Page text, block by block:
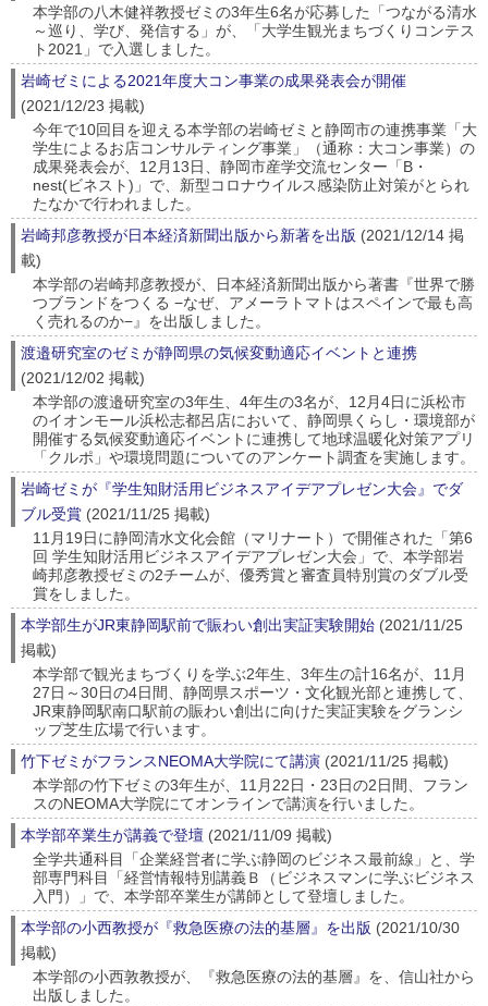
本学部の八木健祥教授ゼミの3年生6名が応募した「つながる清水
～巡り、学び、発信する」が、「大学生観光まちづくりコンテス
ト2021」で入選しました。
岩崎ゼミによる2021年度大コン事業の成果発表会が開催
(2021/12/23 掲載)
今年で10回目を迎える本学部の岩崎ゼミと静岡市の連携事業「大
学生によるお店コンサルティング事業」（通称：大コン事業）の
成果発表会が、12月13日、静岡市産学交流センター「B・
nest(ビネスト)」で、新型コロナウイルス感染防止対策がとられ
たなかで行われました。
岩崎邦彦教授が日本経済新聞出版から新著を出版 (2021/12/14 掲
載)
本学部の岩崎邦彦教授が、日本経済新聞出版から著書『世界で勝
つブランドをつくる −なぜ、アメーラトマトはスペインで最も高
く売れるのか−』を出版しました。
渡邉研究室のゼミが静岡県の気候変動適応イベントと連携
(2021/12/02 掲載)
本学部の渡邉研究室の3年生、4年生の3名が、12月4日に浜松市
のイオンモール浜松志都呂店において、静岡県くらし・環境部が
開催する気候変動適応イベントに連携して地球温暖化対策アプリ
「クルポ」や環境問題についてのアンケート調査を実施します。
岩崎ゼミが『学生知財活用ビジネスアイデアプレゼン大会』でダ
ブル受賞 (2021/11/25 掲載)
11月19日に静岡清水文化会館（マリナート）で開催された「第6
回 学生知財活用ビジネスアイデアプレゼン大会」で、本学部岩
崎邦彦教授ゼミの2チームが、優秀賞と審査員特別賞のダブル受
賞をしました。
本学部生がJR東静岡駅前で賑わい創出実証実験開始 (2021/11/25
掲載)
本学部で観光まちづくりを学ぶ2年生、3年生の計16名が、11月
27日～30日の4日間、静岡県スポーツ・文化観光部と連携して、
JR東静岡駅南口駅前の賑わい創出に向けた実証実験をグランシ
ップ芝生広場で行います。
竹下ゼミがフランスNEOMA大学院にて講演 (2021/11/25 掲載)
本学部の竹下ゼミの3年生が、11月22日・23日の2日間、フラン
スのNEOMA大学院にてオンラインで講演を行いました。
本学部卒業生が講義で登壇 (2021/11/09 掲載)
全学共通科目「企業経営者に学ぶ静岡のビジネス最前線」と、学
部専門科目「経営情報特別講義Ｂ（ビジネスマンに学ぶビジネス
入門）」で、本学部卒業生が講師として登壇しました。
本学部の小西教授が『救急医療の法的基層』を出版 (2021/10/30
掲載)
本学部の小西敦教授が、『救急医療の法的基層』を、信山社から
出版しました。